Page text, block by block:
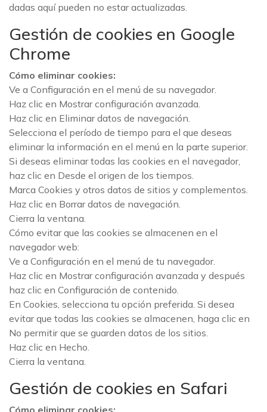
dadas aquí pueden no estar actualizadas.
Gestión de cookies en Google
Chrome
Cómo eliminar cookies:
Ve a Configuración en el menú de su navegador.
Haz clic en Mostrar configuración avanzada.
Haz clic en Eliminar datos de navegación.
Selecciona el período de tiempo para el que deseas
eliminar la información en el menú en la parte superior.
Si deseas eliminar todas las cookies en el navegador,
haz clic en Desde el origen de los tiempos.
Marca Cookies y otros datos de sitios y complementos.
Haz clic en Borrar datos de navegación.
Cierra la ventana.
Cómo evitar que las cookies se almacenen en el
navegador web:
Ve a Configuración en el menú de tu navegador.
Haz clic en Mostrar configuración avanzada y después
haz clic en Configuración de contenido.
En Cookies, selecciona tu opción preferida. Si desea
evitar que todas las cookies se almacenen, haga clic en
No permitir que se guarden datos de los sitios.
Haz clic en Hecho.
Cierra la ventana.
Gestión de cookies en Safari
Cómo eliminar cookies: